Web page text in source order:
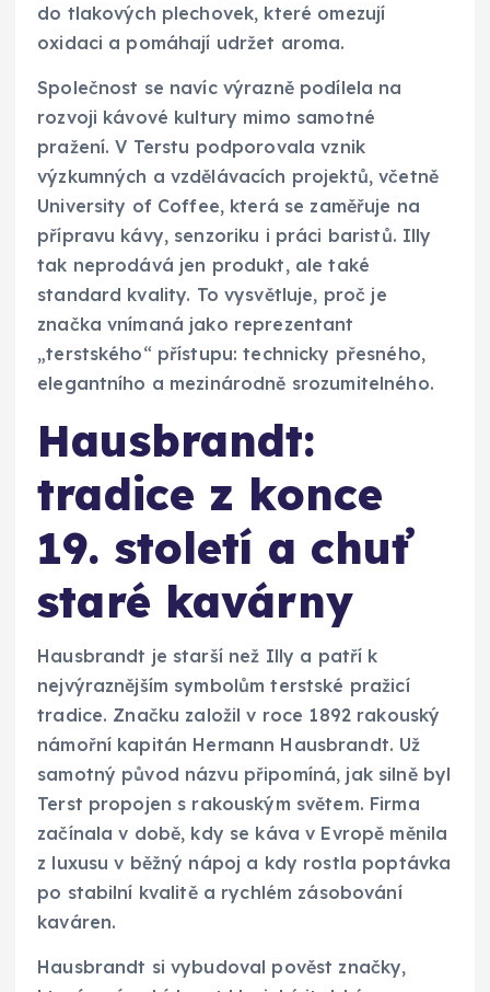
do tlakových plechovek, které omezují
oxidaci a pomáhají udržet aroma.
Společnost se navíc výrazně podílela na
rozvoji kávové kultury mimo samotné
pražení. V Terstu podporovala vznik
výzkumných a vzdělávacích projektů, včetně
University of Coffee, která se zaměřuje na
přípravu kávy, senzoriku i práci baristů. Illy
tak neprodává jen produkt, ale také
standard kvality. To vysvětluje, proč je
značka vnímaná jako reprezentant
„terstského“ přístupu: technicky přesného,
elegantního a mezinárodně srozumitelného.
Hausbrandt:
tradice z konce
19. století a chuť
staré kavárny
Hausbrandt je starší než Illy a patří k
nejvýraznějším symbolům terstské pražicí
tradice. Značku založil v roce 1892 rakouský
námořní kapitán Hermann Hausbrandt. Už
samotný původ názvu připomíná, jak silně byl
Terst propojen s rakouským světem. Firma
začínala v době, kdy se káva v Evropě měnila
z luxusu v běžný nápoj a kdy rostla poptávka
po stabilní kvalitě a rychlém zásobování
kaváren.
Hausbrandt si vybudoval pověst značky,